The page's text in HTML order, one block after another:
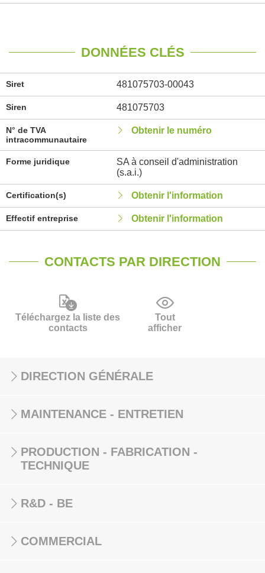
DONNÉES CLÉS
Siret 481075703-00043
Siren 481075703
N° de TVA
intracommunautaire
Obtenir le numéro
Forme juridique
SA à conseil d'administration
(s.a.i.)
Certification(s) Obtenir l'information
Effectif entreprise Obtenir l'information
CONTACTS PAR DIRECTION
Téléchargez la liste des
contacts
Tout
afficher
DIRECTION GÉNÉRALE
MAINTENANCE - ENTRETIEN
PRODUCTION - FABRICATION -
TECHNIQUE
R&D - BE
COMMERCIAL